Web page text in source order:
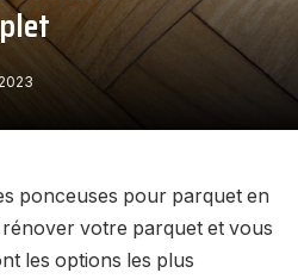
ponceuses pour parquet en
votre parquet et vous
les options les plus